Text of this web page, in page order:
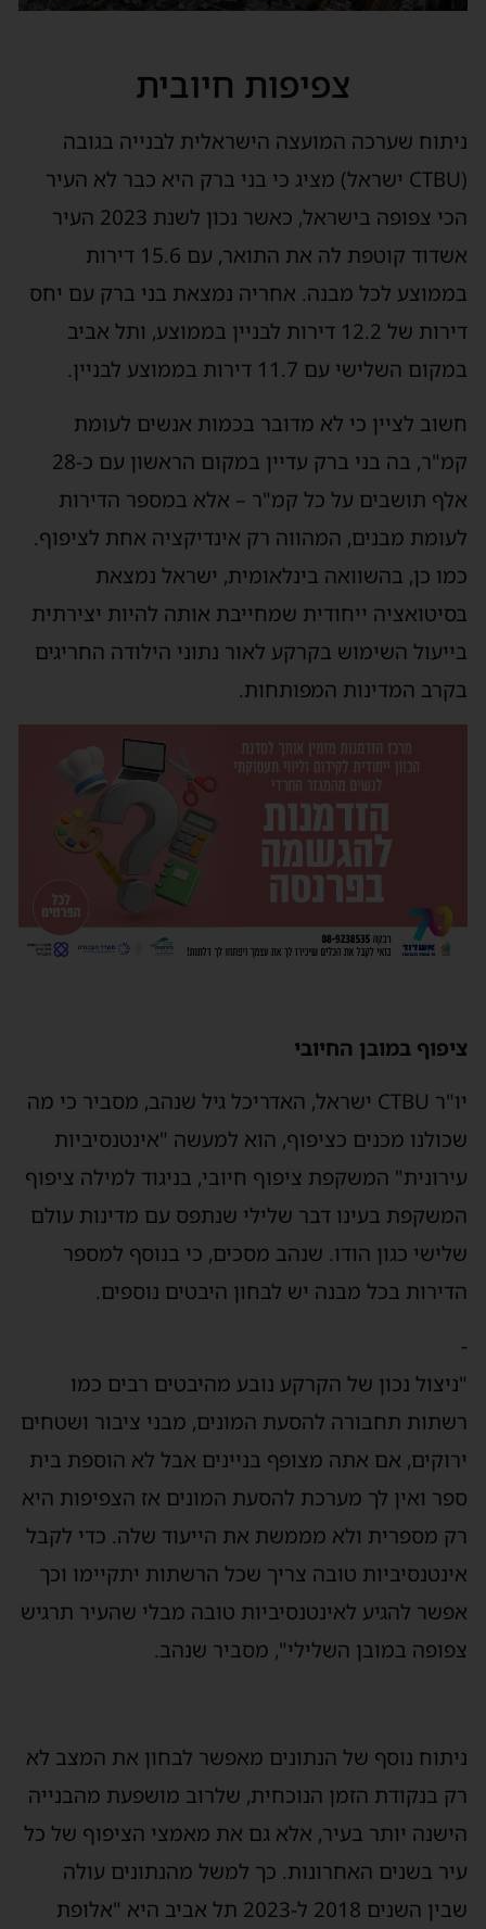
צפיפות חיובית
ניתוח שערכה המועצה הישראלית לבנייה בגובה
(CTBU ישראל) מציג כי בני ברק היא כבר לא העיר
הכי צפופה בישראל, כאשר נכון לשנת 2023 העיר
אשדוד קוטפת לה את התואר, עם 15.6 דירות
בממוצע לכל מבנה. אחריה נמצאת בני ברק עם יחס
דירות של 12.2 דירות לבניין בממוצע, ותל אביב
במקום השלישי עם 11.7 דירות בממוצע לבניין.
חשוב לציין כי לא מדובר בכמות אנשים לעומת
קמ"ר, בה בני ברק עדיין במקום הראשון עם כ-28
אלף תושבים על כל קמ"ר – אלא במספר הדירות
לעומת מבנים, המהווה רק אינדיקציה אחת לציפוף.
כמו כן, בהשוואה בינלאומית, ישראל נמצאת
בסיטואציה ייחודית שמחייבת אותה להיות יצירתית
בייעול השימוש בקרקע לאור נתוני הילודה החריגים
בקרב המדינות המפותחות.
ציפוף במובן החיובי
יו"ר CTBU ישראל, האדריכל גיל שנהב, מסביר כי מה
שכולנו מכנים כציפוף, הוא למעשה "אינטנסיביות
עירונית" המשקפת ציפוף חיובי, בניגוד למילה ציפוף
המשקפת בעינו דבר שלילי שנתפס עם מדינות עולם
שלישי כגון הודו. שנהב מסכים, כי בנוסף למספר
הדירות בכל מבנה יש לבחון היבטים נוספים.
-
"ניצול נכון של הקרקע נובע מהיבטים רבים כמו
רשתות תחבורה להסעת המונים, מבני ציבור ושטחים
ירוקים, אם אתה מצופף בניינים אבל לא הוספת בית
ספר ואין לך מערכת להסעת המונים אז הצפיפות היא
רק מספרית ולא מממשת את הייעוד שלה. כדי לקבל
אינטנסיביות טובה צריך שכל הרשתות יתקיימו וכך
אפשר להגיע לאינטנסיביות טובה מבלי שהעיר תרגיש
צפופה במובן השלילי", מסביר שנהב.
ניתוח נוסף של הנתונים מאפשר לבחון את המצב לא
רק בנקודת הזמן הנוכחית, שלרוב מושפעת מהבנייה
הישנה יותר בעיר, אלא גם את מאמצי הציפוף של כל
עיר בשנים האחרונות. כך למשל מהנתונים עולה
שבין השנים 2018 ל-2023 תל אביב היא "אלופת